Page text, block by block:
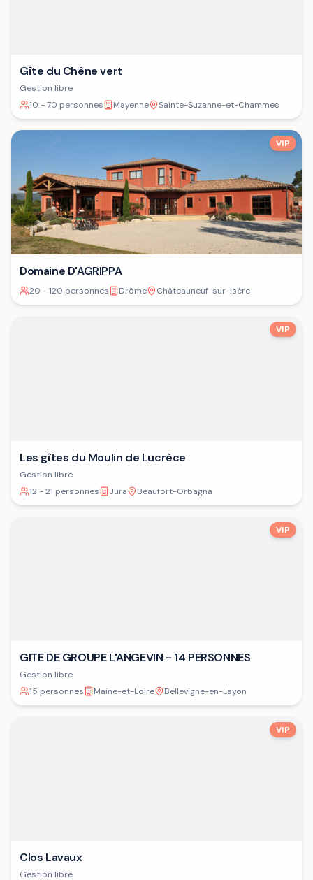
Gîte du Chêne vert
Gestion libre
10 - 70 personnes
Mayenne Sainte-Suzanne-et-Chammes
VIP
Domaine D'AGRIPPA
20 - 120 personnes Drôme Châteauneuf-sur-Isère
VIP
Les gîtes du Moulin de Lucrèce
Gestion libre
12 - 21 personnes
Jura Beaufort-Orbagna
VIP
GITE DE GROUPE L'ANGEVIN - 14 PERSONNES
Gestion libre
15 personnes
Maine-et-Loire Bellevigne-en-Layon
VIP
Clos Lavaux
Gestion libre